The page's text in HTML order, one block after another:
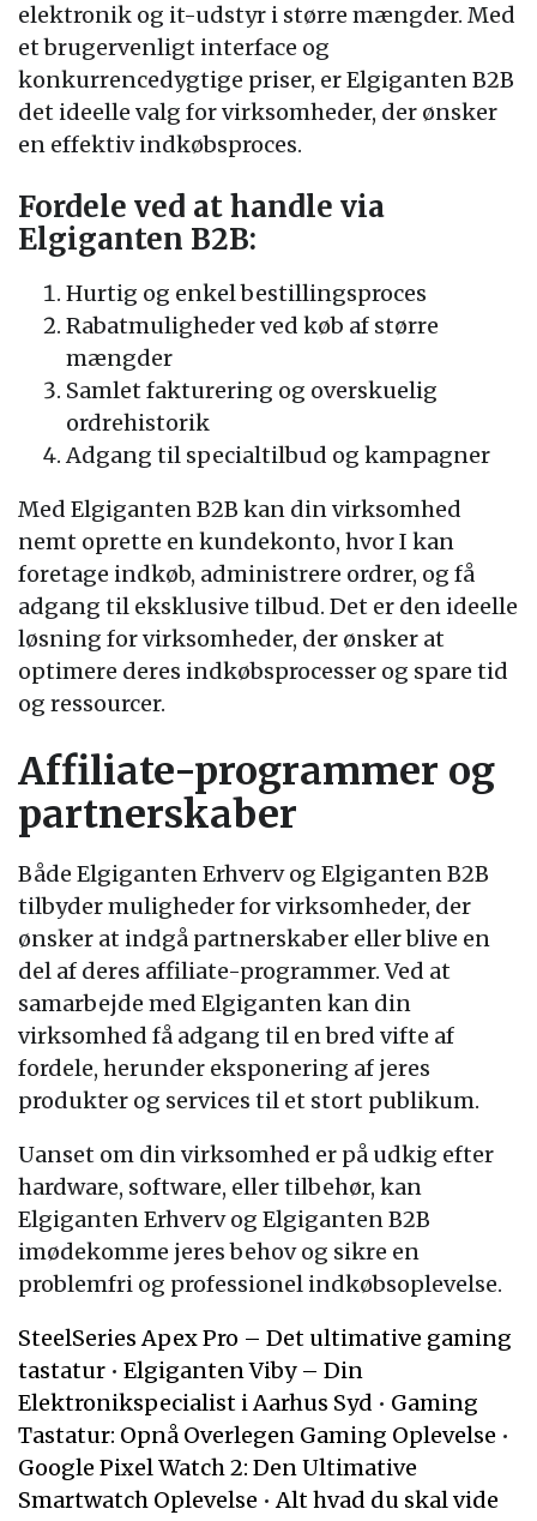
elektronik og it-udstyr i større mængder. Med
et brugervenligt interface og
konkurrencedygtige priser, er Elgiganten B2B
det ideelle valg for virksomheder, der ønsker
en effektiv indkøbsproces.
Fordele ved at handle via
Elgiganten B2B:
Hurtig og enkel bestillingsproces
Rabatmuligheder ved køb af større
mængder
Samlet fakturering og overskuelig
ordrehistorik
Adgang til specialtilbud og kampagner
Med Elgiganten B2B kan din virksomhed
nemt oprette en kundekonto, hvor I kan
foretage indkøb, administrere ordrer, og få
adgang til eksklusive tilbud. Det er den ideelle
løsning for virksomheder, der ønsker at
optimere deres indkøbsprocesser og spare tid
og ressourcer.
Affiliate-programmer og
partnerskaber
Både Elgiganten Erhverv og Elgiganten B2B
tilbyder muligheder for virksomheder, der
ønsker at indgå partnerskaber eller blive en
del af deres affiliate-programmer. Ved at
samarbejde med Elgiganten kan din
virksomhed få adgang til en bred vifte af
fordele, herunder eksponering af jeres
produkter og services til et stort publikum.
Uanset om din virksomhed er på udkig efter
hardware, software, eller tilbehør, kan
Elgiganten Erhverv og Elgiganten B2B
imødekomme jeres behov og sikre en
problemfri og professionel indkøbsoplevelse.
SteelSeries Apex Pro – Det ultimative gaming
tastatur • Elgiganten Viby – Din
Elektronikspecialist i Aarhus Syd • Gaming
Tastatur: Opnå Overlegen Gaming Oplevelse •
Google Pixel Watch 2: Den Ultimative
Smartwatch Oplevelse •Alt hvad du skal vide